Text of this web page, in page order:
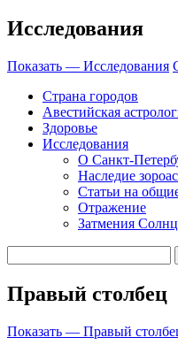
Исследования
Показать — Исследования
Страна городов
Авестийская
Здоровье
Исследования
О Санкт-
Наследие
Cтатьи на
Отражение
Затмения
Правый столбец
Показать — Правый